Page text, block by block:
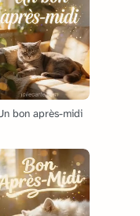
bon après-midi